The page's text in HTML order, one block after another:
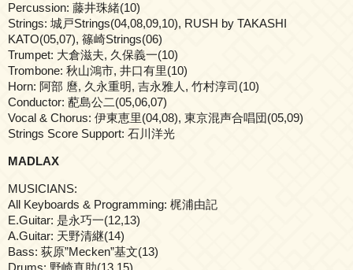
Percussion: 藤井珠緒(10)
Strings: 城戸Strings(04,08,09,10), RUSH by TAKASHI
KATO(05,07), 篠崎Strings(06)
Trumpet: 大倉滋夫, 久保義一(10)
Trombone: 秋山鴻市, 井口有里(10)
Horn: 阿部 麿, 久永重明, 吉永雅人, 竹村淳司(10)
Conductor: 蓜島公二(05,06,07)
Vocal & Chorus: 伊東恵里(04,08), 東京混声合唱団(05,09)
Strings Score Support: 石川洋光
MADLAX
MUSICIANS:
All Keyboards & Programming: 梶浦由記
E.Guitar: 是永巧一(12,13)
A.Guitar: 天野清継(14)
Bass: 荻原”Mecken”基文(13)